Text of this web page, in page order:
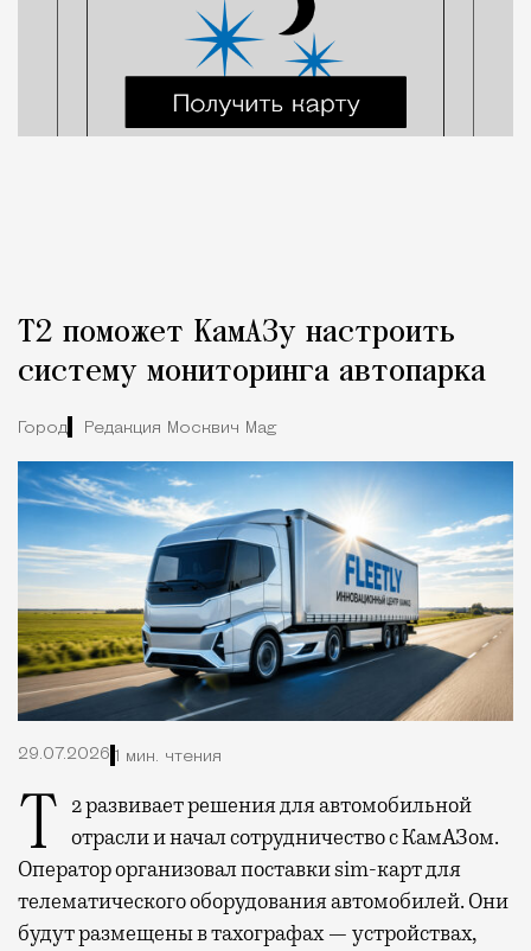
Т2 поможет КамАЗу настроить
систему мониторинга автопарка
Город Редакция Москвич Mag
29.07.2026 1 мин. чтения
Т2 развивает решения для автомобильной отрасли и начал сотрудничество с КамАЗом.
Оператор организовал поставки sim-карт для
телематического оборудования автомобилей. Они
будут размещены в тахографах — устройствах,